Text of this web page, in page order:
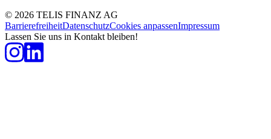
© 2026 TELIS FINANZ AG
BarrierefreiheitDatenschutzCookies anpassenImpressum
Lassen Sie uns in Kontakt bleiben!